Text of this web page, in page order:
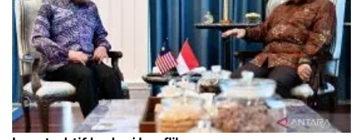
Anwar: Pertemuan dengan Prabowo buka ruang